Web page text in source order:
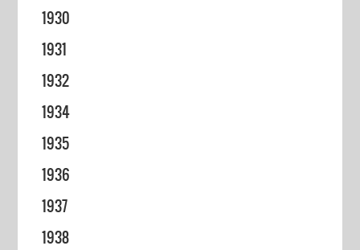
1930
1931
1932
1934
1935
1936
1937
1938